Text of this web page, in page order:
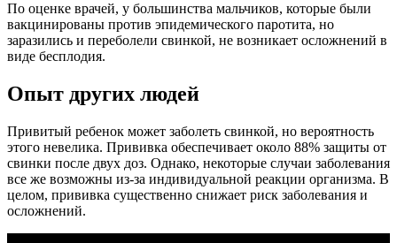
По оценке врачей, у большинства мальчиков, которые были
вакцинированы против эпидемического паротита, но
заразились и переболели свинкой, не возникает осложнений в
виде бесплодия.
Опыт других людей
Привитый ребенок может заболеть свинкой, но вероятность
этого невелика. Прививка обеспечивает около 88% защиты от
свинки после двух доз. Однако, некоторые случаи заболевания
все же возможны из-за индивидуальной реакции организма. В
целом, прививка существенно снижает риск заболевания и
осложнений.